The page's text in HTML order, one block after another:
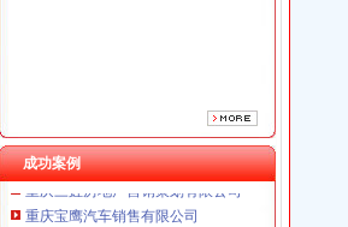
成功案例
重庆奕欣锦诚商贸有限公司 渝九50万 （工商注册）
重庆信同广告有限公司 渝沙50万 （工商注册）
重庆三虹房地产营销策划有限公司
重庆宝鹰汽车销售有限公司
重庆鸽牌电线电缆有限公司 渝北10010万 (进出口权)